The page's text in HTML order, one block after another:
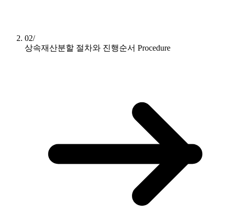
02/
상속재산분할 절차와 진행순서 Procedure